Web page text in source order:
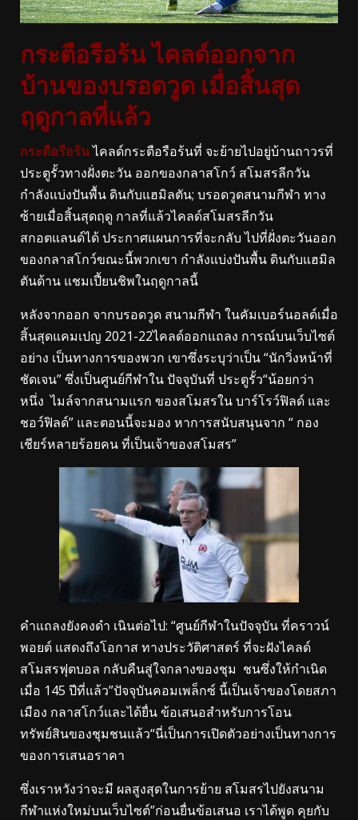
กระตือรือร้น ไคลด์ออกจาก
บ้านของบรอดวูด เมื่อสิ้นสุด
ฤดูกาลที่แล้ว
กระตือรือร้นไคลด์กระตือรือร้นที่ จะย้ายไปอยู่บ้านถาวรที่
ประตูรั้วทางฝั่งตะวัน ออกของกลาสโกว์ สโมสรลีกวัน
กำลังแบ่งปันพื้น ดินกับแฮมิลตัน; บรอดวูดสนามกีฬา ทาง
ซ้ายเมื่อสิ้นสุดฤดู กาลที่แล้วไคลด์สโมสรลีกวัน
สกอตแลนด์ได้ ประกาศแผนการที่จะกลับ ไปที่ฝั่งตะวันออก
ของกลาสโกว์ขณะนี้พวกเขา กำลังแบ่งปันพื้น ดินกับแฮมิล
ตันด้าน แชมเปี้ยนชิพในฤดูกาลนี้
หลังจากออก จากบรอดวูด สนามกีฬา ในคัมเบอร์นอลด์เมื่อ
สิ้นสุดแคมเปญ 2021-22ไคลด์ออกแถลง การณ์บนเว็บไซต์
อย่าง เป็นทางการของพวก เขาซึ่งระบุว่าเป็น “นักวิ่งหน้าที่
ชัดเจน” ซึ่งเป็นศูนย์กีฬาใน ปัจจุบันที่ ประตูรั้ว“น้อยกว่า
หนึ่ง ไมล์จากสนามแรก ของสโมสรใน บาร์โรว์ฟิลด์ และ
ชอว์ฟิลด์” และตอนนี้จะมอง หาการสนับสนุนจาก “ กอง
เชียร์หลายร้อยคน ที่เป็นเจ้าของสโมสร”
คำแถลงยังคงดำ เนินต่อไป: “ศูนย์กีฬาในปัจจุบัน ที่คราวน์
พอยต์ แสดงถึงโอกาส ทางประวัติศาสตร์ ที่จะฝังไคลด์
สโมสรฟุตบอล กลับคืนสู่ใจกลางของชุม ชนซึ่งให้กำเนิด
เมื่อ 145 ปีที่แล้ว”ปัจจุบันคอมเพล็กซ์ นี้เป็นเจ้าของโดยสภา
เมือง กลาสโกว์และได้ยื่น ข้อเสนอสำหรับการโอน
ทรัพย์สินของชุมชนแล้ว“นี่เป็นการเปิดตัวอย่างเป็นทางการ
ของการเสนอราคา
ซึ่งเราหวังว่าจะมี ผลสูงสุดในการย้าย สโมสรไปยังสนาม
กีฬาแห่งใหม่บนเว็บไซต์”ก่อนยื่นข้อเสนอ เราได้พูด คุยกับ